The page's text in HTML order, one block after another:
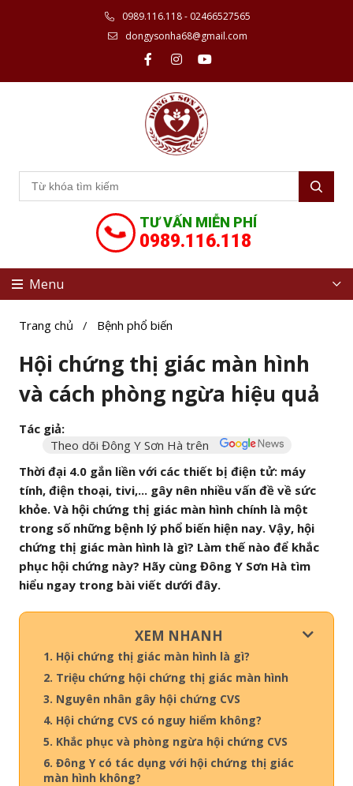
0989.116.118 - 02466527565
dongysonha68@gmail.com
TƯ VẤN MIỄN PHÍ
0989.116.118
Menu
Trang chủ / Bệnh phổ biến
Hội chứng thị giác màn hình
và cách phòng ngừa hiệu quả
Tác giả:
Theo dõi Đông Y Sơn Hà trên
Thời đại 4.0 gắn liền với các thiết bị điện tử: máy
tính, điện thoại, tivi,... gây nên nhiều vấn đề về sức
khỏe. Và hội chứng thị giác màn hình chính là một
trong số những bệnh lý phổ biến hiện nay. Vậy, hội
chứng thị giác màn hình là gì? Làm thế nào để khắc
phục hội chứng này? Hãy cùng Đông Y Sơn Hà tìm
hiểu ngay trong bài viết dưới đây.
XEM NHANH
1. Hội chứng thị giác màn hình là gì?
2. Triệu chứng hội chứng thị giác màn hình
3. Nguyên nhân gây hội chứng CVS
4. Hội chứng CVS có nguy hiểm không?
5. Khắc phục và phòng ngừa hội chứng CVS
6. Đông Y có tác dụng với hội chứng thị giác
màn hình không?